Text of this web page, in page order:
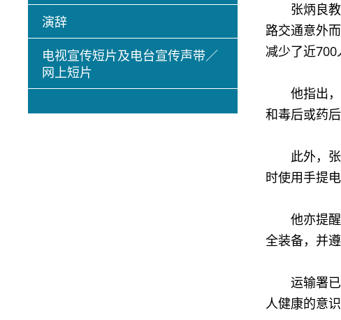
演辞
电视宣传短片及电台宣传声带／
网上短片
张炳良教
路交通意外
减少了近700
他指出，
和毒后或药
此外，张
时使用手提
他亦提醒
全装备，并
运输署已
人健康的意